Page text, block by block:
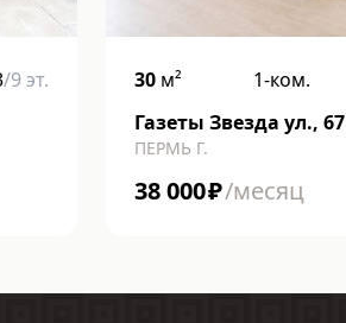
/9эт.
30 м² 1-ком.
Газеты Звезда ул., 67
ПЕРМЬ Г.
38 000₽/месяц